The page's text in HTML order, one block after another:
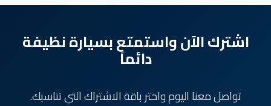
اشترك الآن واستمتع بسيارة نظيفة
دائماً
تواصل معنا اليوم واختر باقة الاشتراك التي تناسبك.